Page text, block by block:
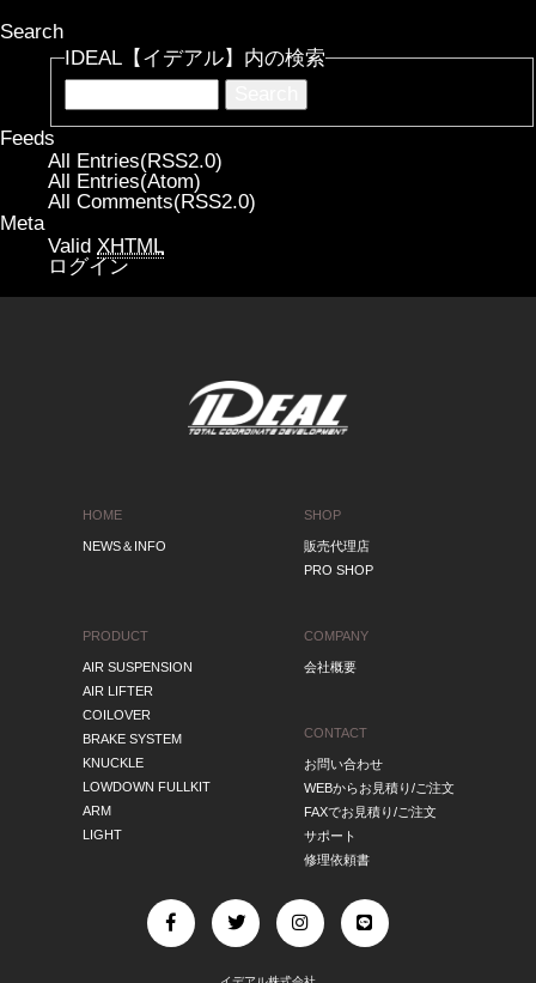
Search
IDEAL【イデアル】内の検索
Feeds
All Entries(RSS2.0)
All Entries(Atom)
All Comments(RSS2.0)
Meta
Valid XHTML
ログイン
HOME
NEWS＆INFO
PRODUCT
AIR SUSPENSION
AIR LIFTER
COILOVER
BRAKE SYSTEM
KNUCKLE
LOWDOWN FULLKIT
ARM
LIGHT
SHOP
販売代理店
PRO SHOP
COMPANY
会社概要
CONTACT
お問い合わせ
WEBからお見積り/ご注文
FAXでお見積り/ご注文
サポート
修理依頼書